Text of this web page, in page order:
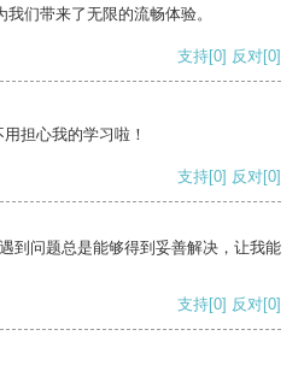
们带来了无限的流畅体验。
支持[0] 反对[0]
担心我的学习啦！
支持[0] 反对[0]
到问题总是能够得到妥善解决，让我能
支持[0] 反对[0]